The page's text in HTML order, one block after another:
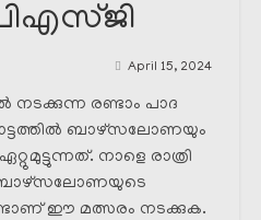
April 15, 2024
നടക്കുന്ന രണ്ടാം പാദ
ബാഴ്സലോണയും
നാളെ രാത്രി
ബാഴ്സലോണയുടെ
ഈ മത്സരം നടക്കുക.